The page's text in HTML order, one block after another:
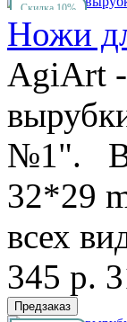
Скидка 10%
Ножи
AgiArt -
№1". В
32*29
всех
345 р.